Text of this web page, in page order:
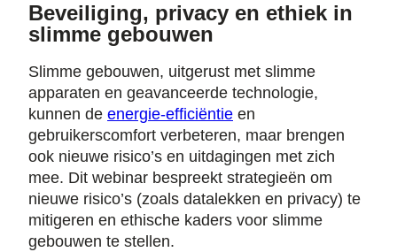
Beveiliging, privacy en ethiek in
slimme gebouwen
Slimme gebouwen, uitgerust met slimme
apparaten en geavanceerde technologie,
kunnen de energie-efficiëntie en
gebruikerscomfort verbeteren, maar brengen
ook nieuwe risico’s en uitdagingen met zich
mee. Dit webinar bespreekt strategieën om
nieuwe risico’s (zoals datalekken en privacy) te
mitigeren en ethische kaders voor slimme
gebouwen te stellen.